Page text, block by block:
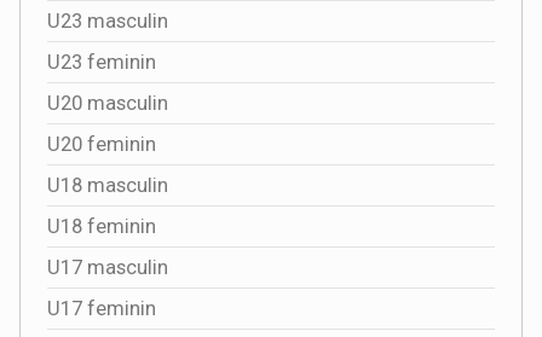
U23 masculin
U23 feminin
U20 masculin
U20 feminin
U18 masculin
U18 feminin
U17 masculin
U17 feminin